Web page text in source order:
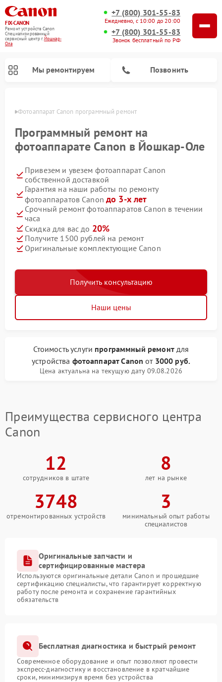
FIX-CANON
Ремонт устройств Canon
Специализированный
cервисный центр г.Йошкар-
Ола
+7 (800) 301-55-83
Ежедневно, с 10:00 до 20:00
+7 (800) 301-55-83
Звонок бесплатный по РФ
Мы ремонтируем Позвонить
Фотоаппарат Canon программный ремонт
Программный ремонт на
фотоаппарате Canon в Йошкар-Оле
Привезем и увезем фотоаппарат Canon
собственной доставкой
Гарантия на наши работы по ремонту
фотоаппаратов Canonдо 3-х лет
Срочный ремонт фотоаппаратов Canon в течении
часа
Скидка для вас до 20%
Получите 1500 рублей на ремонт
Оригинальные комплектующие Canon
Получить консультацию
Наши цены
Стоимость услуги программный ремонтдля
устройства фотоаппарат Canon от 3000 руб.
Цена актуальна на текущую дату 09.08.2026
Преимущества сервисного центра
Canon
12
сотрудников в штате
8
лет на рынке
3748
отремонтированных устройств
3
минимальный опыт работы
специалистов
Оригинальные запчасти и
сертифицированные мастера
Используются оригинальные детали Canon и прошедшие
сертификацию специалисты, что гарантирует корректную
работу после ремонта и сохранение гарантийных
обязательств
Бесплатная диагностика и быстрый ремонт
Современное оборудование и опыт позволяют провести
экспресс-диагностику и восстановление в кратчайшие
сроки, минимизируя время без устройства